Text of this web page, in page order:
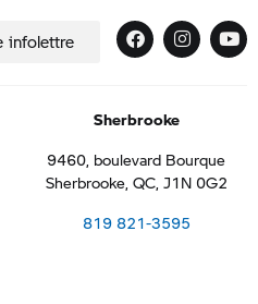
infolettre
Sherbrooke
9460, boulevard Bourque
Sherbrooke, QC, J1N 0G2
819 821-3595